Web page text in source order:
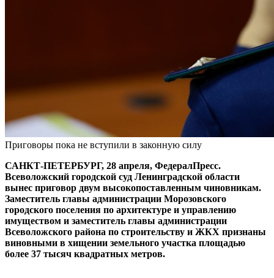
Приговоры пока не вступили в законную силу
САНКТ-ПЕТЕРБУРГ, 28 апреля, ФедералПресс.
Всеволожский городской суд Ленинградской области
вынес приговор двум высокопоставленным чиновникам.
Заместитель главы администрации Морозовского
городского поселения по архитектуре и управлению
имуществом и заместитель главы администрации
Всеволожского района по строительству и ЖКХ признаны
виновными в хищении земельного участка площадью
более 37 тысяч квадратных метров.